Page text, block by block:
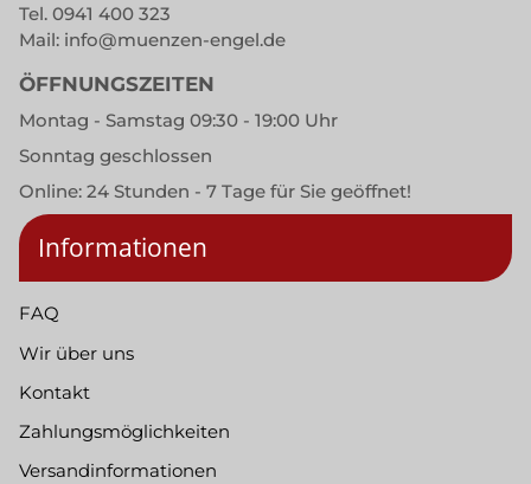
Tel. 0941 400 323
Mail: info@muenzen-engel.de
ÖFFNUNGSZEITEN
Montag - Samstag 09:30 - 19:00 Uhr
Sonntag geschlossen
Online: 24 Stunden - 7 Tage für Sie geöffnet!
Informationen
FAQ
Wir über uns
Kontakt
Zahlungsmöglichkeiten
Versandinformationen